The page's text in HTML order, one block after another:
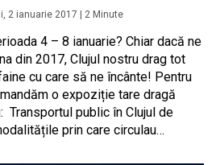
2 ianuarie 2017 2 Minute
4 – 8 ianuarie? Chiar dacă ne
din 2017, Clujul nostru drag tot
cu care să ne încânte! Pentru
o expoziție tare dragă
Transportul public în Clujul de
prin care circulau…